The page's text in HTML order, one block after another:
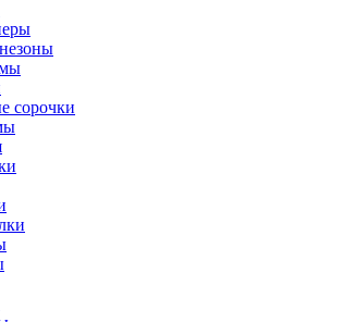
сорочки